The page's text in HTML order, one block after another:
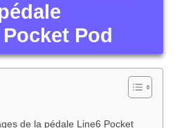
Pod
de la pédale Line6 Pocket